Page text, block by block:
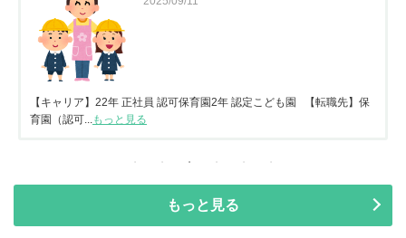
【キャリア】22年 正社員 認可保育園2年 認定こども園 【転職先】保
育園（認可...もっと見る
もっと見る